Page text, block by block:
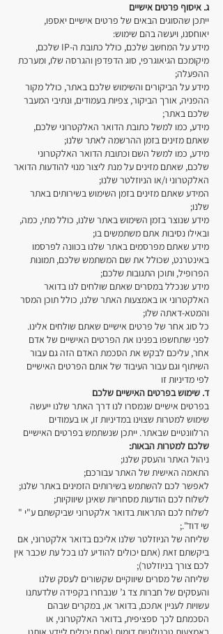
ג. איסוף פרטים אישיים
ייתכן שהסוגים הבאים של פרטים אישיים יאספו,
יאוחסנו, ויעשה בהם שימוש:
מידע על המחשב שלכם, כולל כתובת ה-IP שלכם,
מיקומכם הגיאוגרפי, סוג הדפדפן והגרסה שלו, ומערכת
ההפעלה;
מידע על הביקורים והשימוש שלכם באתר, כולל מקור
ההפניה, אורך הביקור, צפיות בעמודים, ונתיבי המעבר
שלכם באתר;
מידע, כמו למשל כתובת הדואר האלקטרוני שלכם,
שאתם מזינים בזמן ההרשמה לאתר שלנו;
מידע, כמו למשל השם וכתובת הדואר האלקטרוני
שלכם, שאתם מזינים על מנת ליצור מנוי להודעות הדואר
האלקטרוני ו/או הניוזלטר שלנו;
המידע שאתם מזינים בזמן השימוש בשירותים באתר
שלנו;
מידע שנוצר בזמן השימוש באתר שלנו, כולל מתי, כמה,
ובאילו נסיבות אתם משתמשים בו;
מידע שאתם מפרסמים באתר שלנו בכוונה לפרסמו
באינטרנט, שכולל את שם המשתמש שלכם, תמונות
הפרופיל, ותוכן התגובות שלכם;
מידע שנכלל במסרים שאתם שולחים לנו בדואר
האלקטרוני או באמצעות האתר שלנו, כולל תוכן המסר
והמטא-דאתה שלו;
כל סוג אחר של פרטים אישיים שאתם שולחים אלינו.
לפני שתחשפו בפנינו את הפרטים האישיים של אדם
אחר, עליכם לבקש את הסכמת האדם הזה גם עבור
השיתוף וגם עבור העיבוד של אותם הפרטים האישיים
לפי מדיניות זו
ד. שימוש בפרטים האישיים שלכם
בפרטים אישיים שנמסרו לנו דרך האתר שלנו ייעשה
שימוש למטרות שצוינו במדיניות זו, או בעמודים
הרלוונטיים שבאתר. ייתכן שנשתמש בפרטים האישיים
שלכם למטרות הבאות:
ניהול האתר והעסק שלנו;
התאמה האישית של האתר עבורכם;
לאפשר לכם להשתמש בשירותים הזמינים באתר שלנו;
לשלוח לכם הודעות מסחריות שאינן שיווקיות;
לשלוח לכם התראות בדואר אלקטרוני שביקשתם ע"י "
שי דוד".;
שליחה של הניוזלטר שלנו אליכם בדואר אלקטרוני, אם
ביקשתם זאת (אתם יכולים להודיע לנו בכל עת שכבר אין
לכם צורך בניוזלטר);
שליחה של מסרים שיווקיים שקשורים לעסק שלנו
והעסקים של חברות צד ג’ שנבחרו בקפידה שלדעתנו
עשויות לעניין אתכם, בדואר או, במקרים שבהם
הסכמתם לכך ספציפית, בדואר האלקטרוני, או